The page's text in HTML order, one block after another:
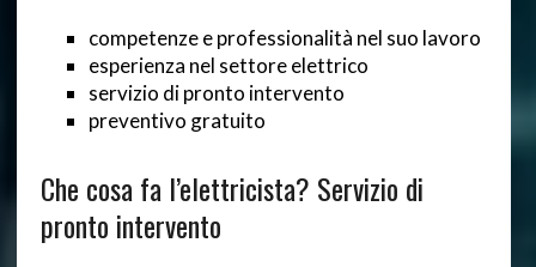
competenze e professionalità nel suo lavoro
esperienza nel settore elettrico
servizio di pronto intervento
preventivo gratuito
Che cosa fa l’elettricista? Servizio di
pronto intervento